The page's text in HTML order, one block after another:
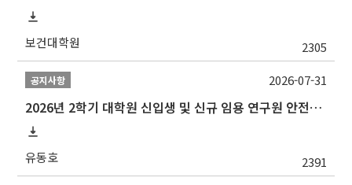
보건대학원 2305
공지사항
2026년 2학기 대학원 신입생 및 신규 임용 연구원 안전환경교육(신규교육) 실시 안내
유동호 2391
2026-07-31